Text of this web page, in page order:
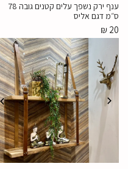
ענף ירק נשפך עלים קטנים גובה 78
ס״מ דגם אליס
₪ 20